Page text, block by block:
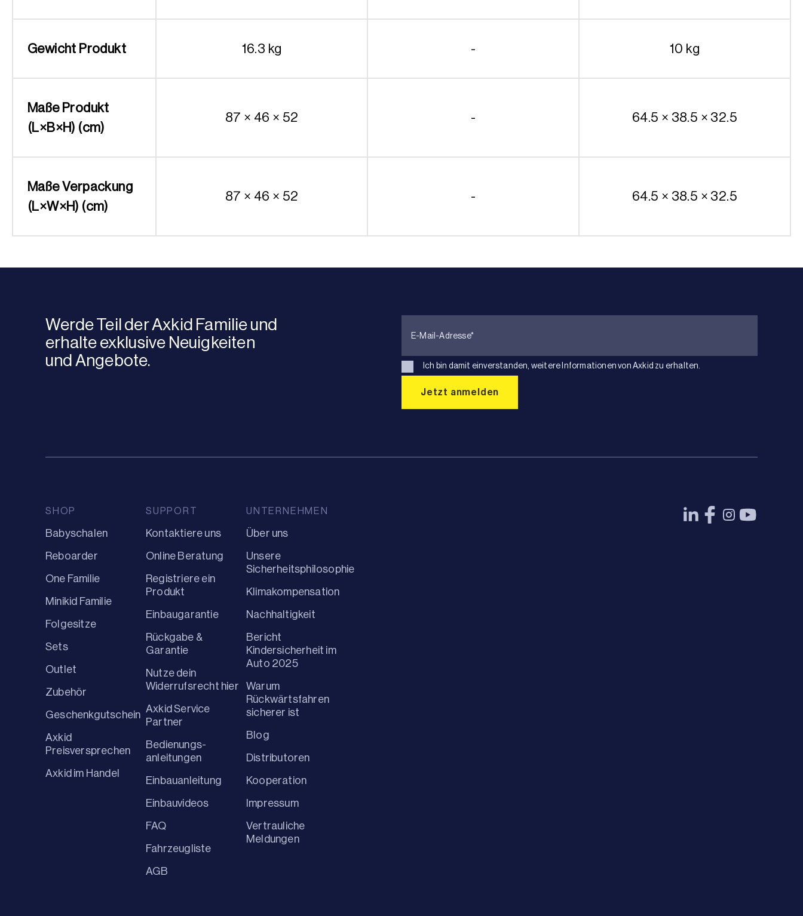
Gewicht Produkt 16.3 kg - 10 kg
Maße Produkt
(L×B×H) (cm)
87 × 46 × 52 - 64.5 × 38.5 × 32.5
Maße Verpackung
(L×W×H) (cm)
87 × 46 × 52 - 64.5 × 38.5 × 32.5
Werde Teil der Axkid Familie und
erhalte exklusive Neuigkeiten
und Angebote.
Ich bin damit einverstanden, weitere Informationen von Axkid zu erhalten.
SHOP
Babyschalen
Reboarder
One Familie
Minikid Familie
Folgesitze
Sets
Outlet
Zubehör
Geschenkgutschein
Axkid
Preisversprechen
Axkid im Handel
SUPPORT
Kontaktiere uns
Online Beratung
Registriere ein
Produkt
Einbaugarantie
Rückgabe &
Garantie
Nutze dein
Widerrufsrecht hier
Axkid Service
Partner
Bedienungs-
anleitungen
Einbauanleitung
Einbauvideos
FAQ
Fahrzeugliste
AGB
UNTERNEHMEN
Über uns
Unsere
Sicherheitsphilosophie
Klimakompensation
Nachhaltigkeit
Bericht
Kindersicherheit im
Auto 2025
Warum
Rückwärtsfahren
sicherer ist
Blog
Distributoren
Kooperation
Impressum
Vertrauliche
Meldungen